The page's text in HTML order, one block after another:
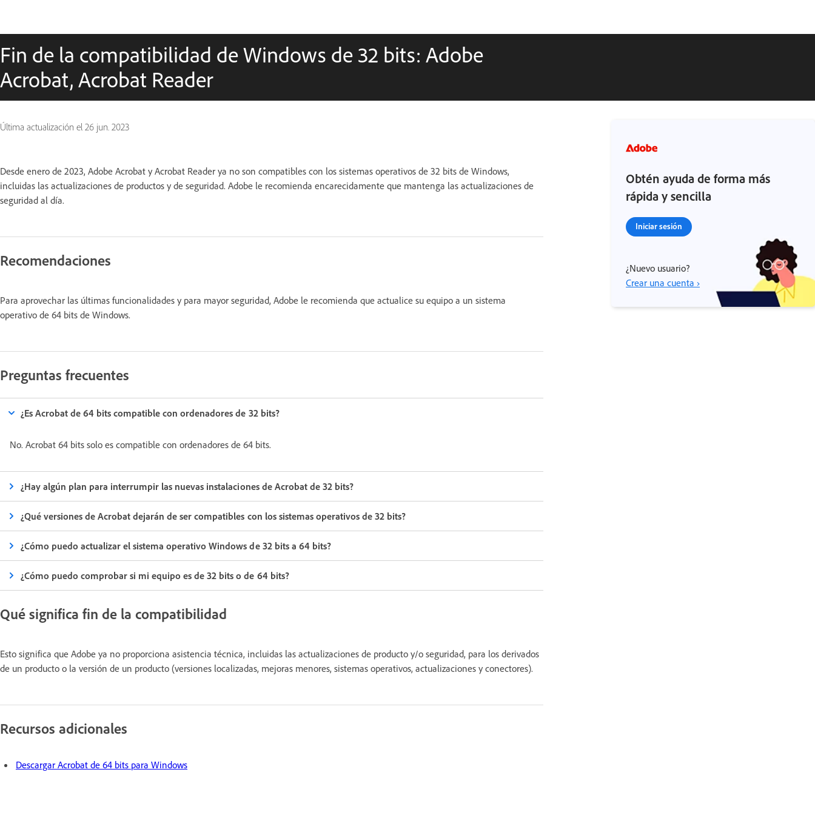
Fin de la compatibilidad de Windows de 32 bits: Adobe
Acrobat, Acrobat Reader
Última actualización el 26 jun. 2023
Desde enero de 2023, Adobe Acrobat y Acrobat Reader ya no son compatibles con los sistemas operativos de 32 bits de Windows,
incluidas las actualizaciones de productos y de seguridad. Adobe le recomienda encarecidamente que mantenga las actualizaciones de
seguridad al día.
Recomendaciones
Para aprovechar las últimas funcionalidades y para mayor seguridad, Adobe le recomienda que actualice su equipo a un sistema
operativo de 64 bits de Windows.
Preguntas frecuentes
¿Es Acrobat de 64 bits compatible con ordenadores de 32 bits?
No. Acrobat 64 bits solo es compatible con ordenadores de 64 bits.
¿Hay algún plan para interrumpir las nuevas instalaciones de Acrobat de 32 bits?
¿Qué versiones de Acrobat dejarán de ser compatibles con los sistemas operativos de 32 bits?
¿Cómo puedo actualizar el sistema operativo Windows de 32 bits a 64 bits?
¿Cómo puedo comprobar si mi equipo es de 32 bits o de 64 bits?
Qué significa fin de la compatibilidad
Esto significa que Adobe ya no proporciona asistencia técnica, incluidas las actualizaciones de producto y/o seguridad, para los derivados
de un producto o la versión de un producto (versiones localizadas, mejoras menores, sistemas operativos, actualizaciones y conectores).
Recursos adicionales
Descargar Acrobat de 64 bits para Windows
Obtén ayuda de forma más
rápida y sencilla
Iniciar sesión
¿Nuevo usuario?
Crear una cuenta ›